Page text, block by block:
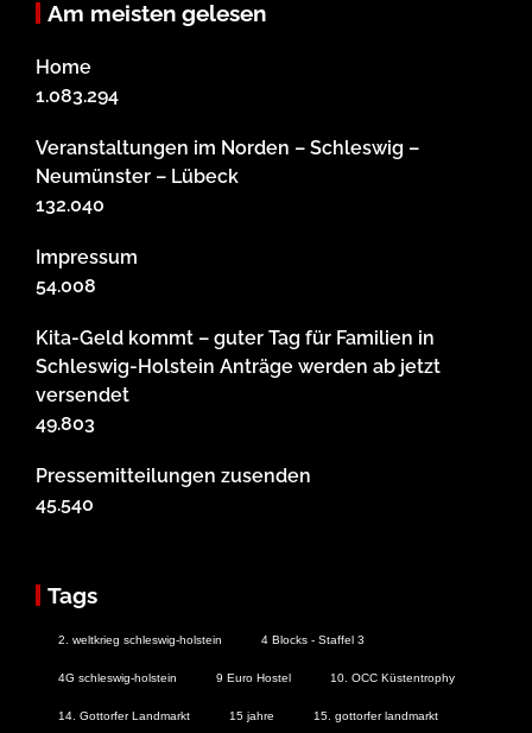
Am meisten gelesen
Home
1.083.294
Veranstaltungen im Norden – Schleswig –
Neumünster – Lübeck
132.040
Impressum
54.008
Kita-Geld kommt – guter Tag für Familien in
Schleswig-Holstein Anträge werden ab jetzt
versendet
49.803
Pressemitteilungen zusenden
45.540
Tags
2. weltkrieg schleswig-holstein 4 Blocks - Staffel 3
4G schleswig-holstein 9 Euro Hostel 10. OCC Küstentrophy
14. Gottorfer Landmarkt 15 jahre 15. gottorfer landmarkt